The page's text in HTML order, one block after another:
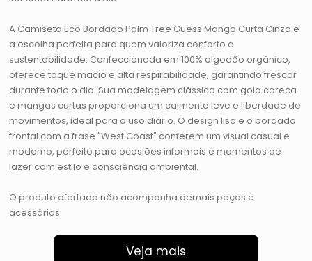
A Camiseta Eco Bordado Palm Tree Guess Manga Curta Cinza é
a escolha perfeita para quem valoriza conforto e
sustentabilidade. Confeccionada em 100% algodão orgânico,
oferece toque macio e alta respirabilidade, garantindo frescor
durante todo o dia. Sua modelagem clássica com gola careca
e mangas curtas proporciona um caimento leve e liberdade de
movimentos, ideal para o uso diário. O design liso e o bordado
frontal com a frase "West Coast" conferem um visual casual e
moderno, perfeito para ocasiões informais e momentos de
lazer com estilo e consciência ambiental.
O produto ofertado não acompanha demais peças e
acessórios.
Veja mais